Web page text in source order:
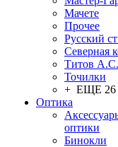
Мачете
Прочее
Русский
Северная
Титов А.С.
Точилки
+ ЕЩЕ 26
Оптика
оптики
Бинокли